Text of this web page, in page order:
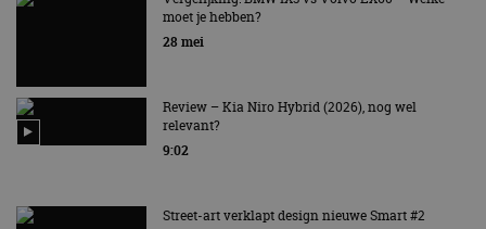
EV Experience 2026 van 24 tot 26 september
moet je hebben?
28 mei
Review – Kia Niro Hybrid (2026), nog wel
relevant?
9:02
Street-art verklapt design nieuwe Smart #2